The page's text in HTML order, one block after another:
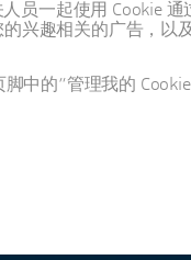
员一起使用 Cookie
兴趣相关的广告，以
中的“管理我的